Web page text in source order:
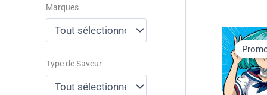
Marques
Type de Saveur